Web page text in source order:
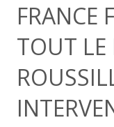
FRANCE
TOUT LE